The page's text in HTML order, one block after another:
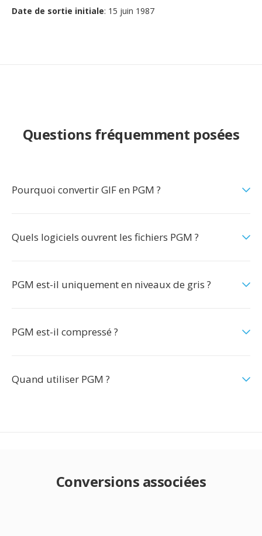
Date de sortie initiale: 15 juin 1987
Questions fréquemment posées
Pourquoi convertir GIF en PGM ?
Quels logiciels ouvrent les fichiers PGM ?
PGM est-il uniquement en niveaux de gris ?
PGM est-il compressé ?
Quand utiliser PGM ?
Conversions associées